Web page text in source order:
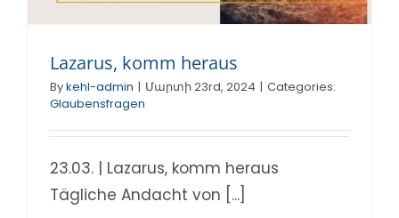
Lazarus, komm heraus
Bykehl-admin | Մարտի 23rd, 2024 | Categories:
Glaubensfragen
23.03. | Lazarus, komm heraus
Tägliche Andacht von [...]